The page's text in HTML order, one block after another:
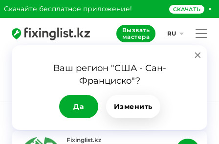
Скачайте бесплатное приложение! СКАЧАТЬ ×
Вызвать
мастера
RU
Ваш регион "США - Сан-
Франциско"?
Да Изменить
Заявка
Маляры -
135
РЕЗУЛЬТАТ
Fixinglist.kz